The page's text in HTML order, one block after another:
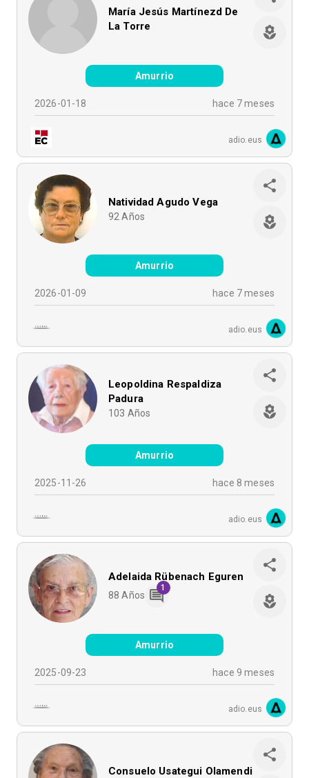
María Jesús Martínezd De
La Torre
Amurrio
2026-01-18 hace 7 meses
adio.eus
Natividad Agudo Vega
92 Años
Amurrio
2026-01-09 hace 7 meses
adio.eus
Leopoldina Respaldiza
Padura
103 Años
Amurrio
2025-11-26 hace 8 meses
adio.eus
Adelaida Rübenach Eguren
88 Años
1
Amurrio
2025-09-23 hace 9 meses
adio.eus
Consuelo Usategui Olamendi